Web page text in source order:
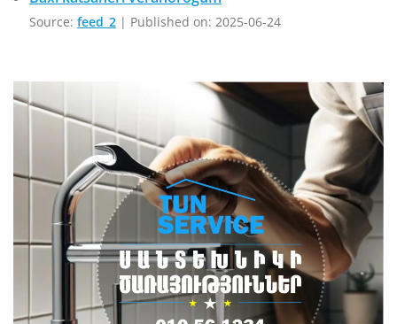
Source: feed_2 Published on: 2025-06-24